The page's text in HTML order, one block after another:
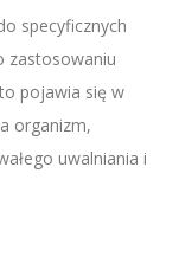
specyficznych
zastosowaniu
pojawia się w
organizm,
uwalniania i